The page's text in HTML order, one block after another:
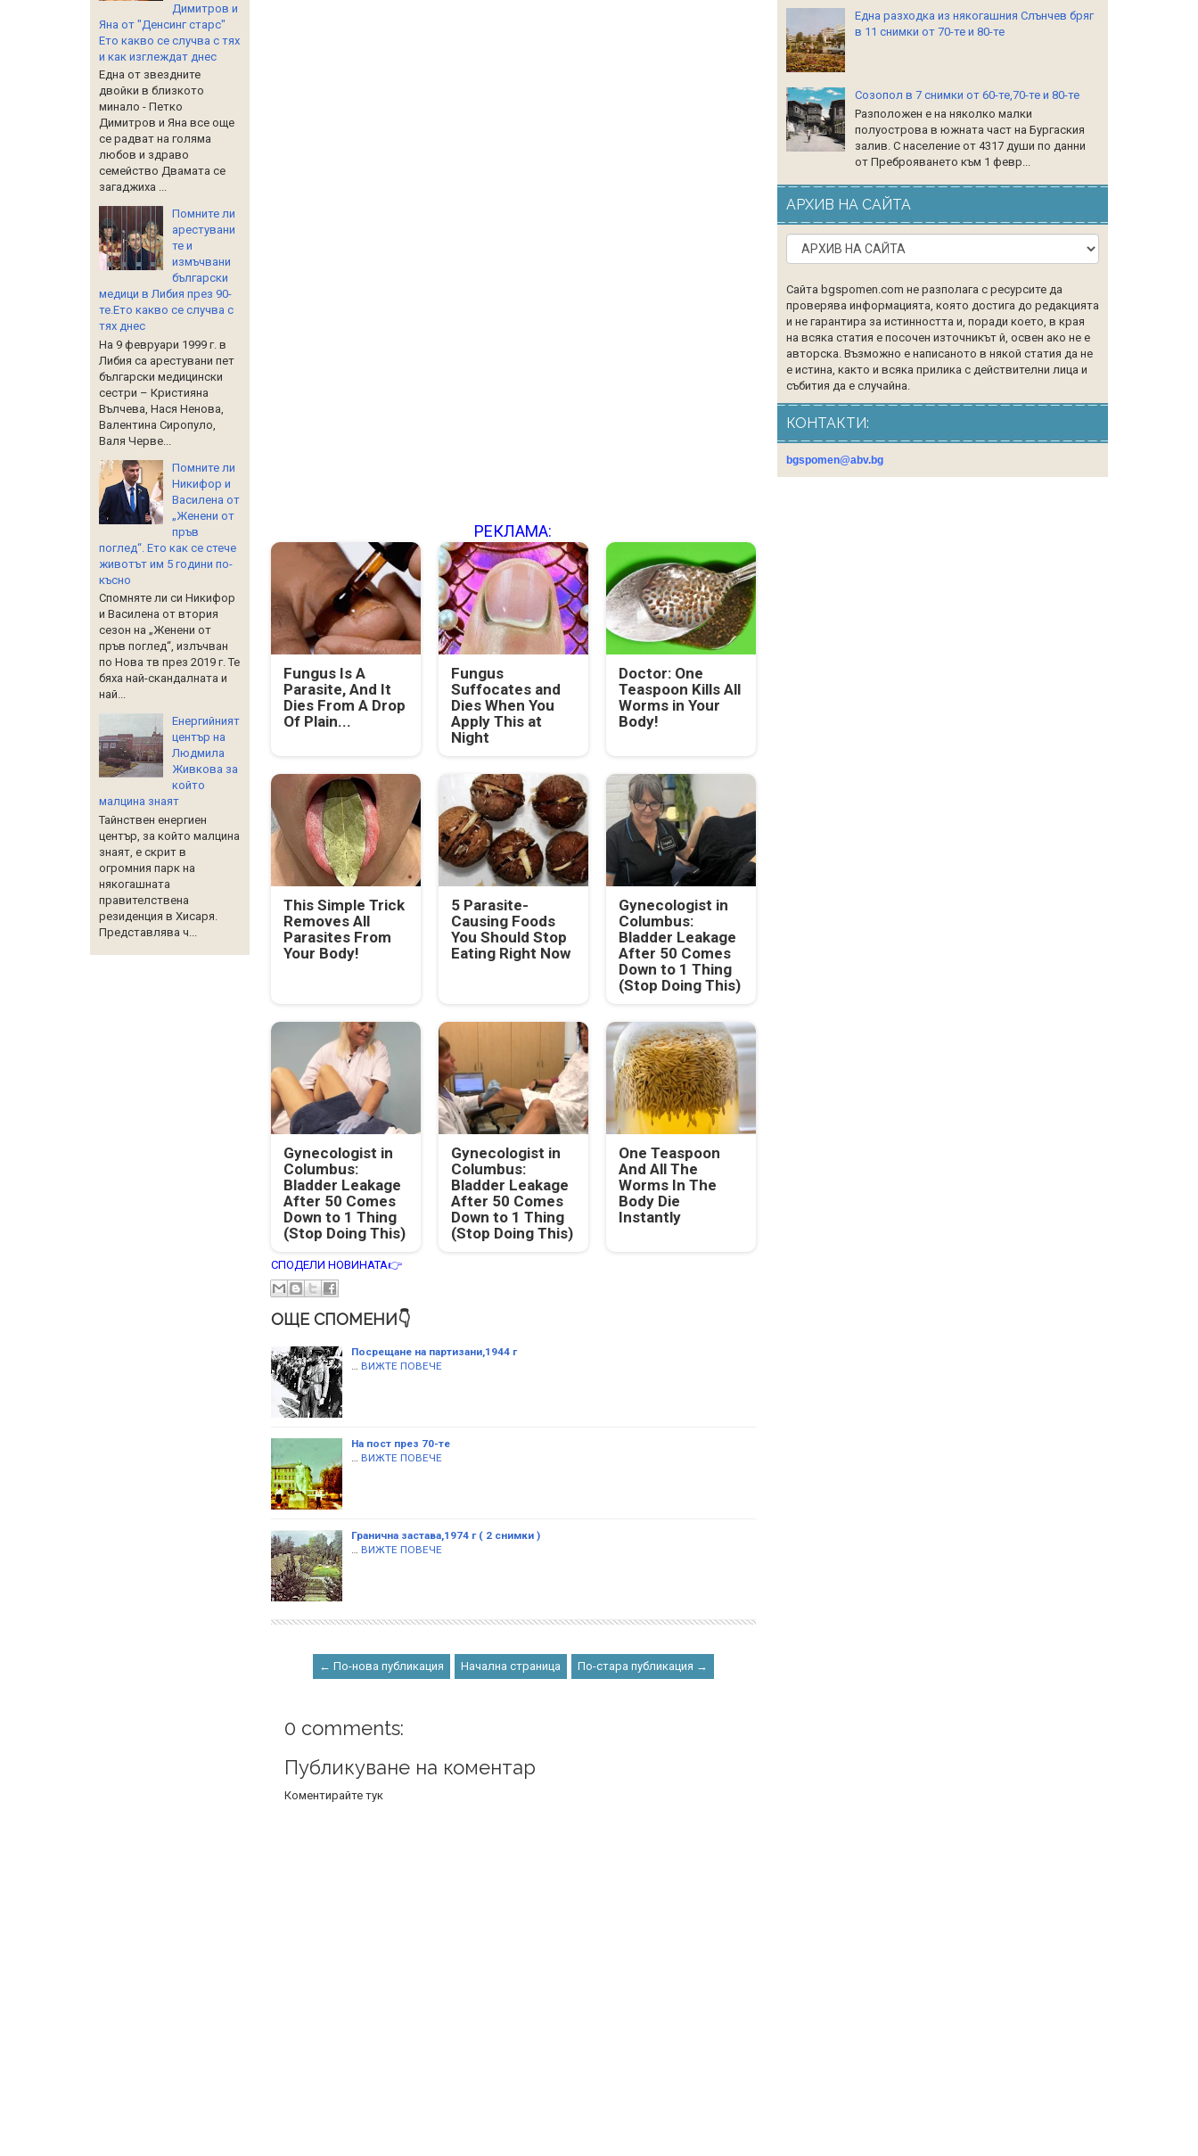
РЕКЛАМА:
Fungus Is A
Parasite, And It
Dies From A Drop
Of Plain...
Fungus
Suffocates and
Dies When You
Apply This at
Night
Doctor: One
Teaspoon Kills All
Worms in Your
Body!
This Simple Trick
Removes All
Parasites From
Your Body!
5 Parasite-
Causing Foods
You Should Stop
Eating Right Now
Gynecologist in
Columbus:
Bladder Leakage
After 50 Comes
Down to 1 Thing
(Stop Doing This)
Gynecologist in
Columbus:
Bladder Leakage
After 50 Comes
Down to 1 Thing
(Stop Doing This)
Gynecologist in
Columbus:
Bladder Leakage
After 50 Comes
Down to 1 Thing
(Stop Doing This)
One Teaspoon
And All The
Worms In The
Body Die
Instantly
СПОДЕЛИ НОВИНАТА👉
ОЩЕ СПОМЕНИ👇
Посрещане на партизани,1944 г
… ВИЖТЕ ПОВЕЧЕ
На пост през 70-те
… ВИЖТЕ ПОВЕЧЕ
Гранична застава,1974 г ( 2 снимки )
… ВИЖТЕ ПОВЕЧЕ
← По-нова публикация Начална страница По-стара публикация →
0 comments:
Публикуване на коментар
Коментирайте тук
Димитров и
Яна от "Денсинг старс"
Ето какво се случва с тях
и как изглеждат днес
Една от звездните
двойки в близкото
минало - Петко
Димитров и Яна все още
се радват на голяма
любов и здраво
семейство Двамата се
загаджиха ...
Помните ли
арестувани
те и
измъчвани
български
медици в Либия през 90-
те.Ето какво се случва с
тях днес
На 9 февруари 1999 г. в
Либия са арестувани пет
български медицински
сестри – Кристияна
Вълчева, Нася Ненова,
Валентина Сиропуло,
Валя Черве...
Помните ли
Никифор и
Василена от
„Женени от
пръв
поглед“. Ето как се стече
животът им 5 години по-
късно
Спомняте ли си Никифор
и Василена от втория
сезон на „Женени от
пръв поглед“, излъчван
по Нова тв през 2019 г. Те
бяха най-скандалната и
най...
Енергийният
център на
Людмила
Живкова за
който
малцина знаят
Тайнствен енергиен
център, за който малцина
знаят, е скрит в
огромния парк на
някогашната
правителствена
резиденция в Хисаря.
Представлява ч...
Една разходка из някогашния Слънчев бряг
в 11 снимки от 70-те и 80-те
Созопол в 7 снимки от 60-те,70-те и 80-те
Разположен е на няколко малки
полуострова в южната част на Бургаския
залив. С население от 4317 души по данни
от Преброяването към 1 февр...
АРХИВ НА САЙТА
Сайта bgspomen.com не разполага с ресурсите да
проверява информацията, която достига до редакцията
и не гарантира за истинността и, поради което, в края
на всяка статия е посочен източникът й, освен ако не е
авторска. Възможно е написаното в някой статия да не
е истина, както и всяка прилика с действителни лица и
събития да е случайна.
КОНТАКТИ:
bgspomen@abv.bg